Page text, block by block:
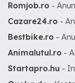
Romjob.ro -
Cazare24.ro -
Bestbike.ro -
Animalutul.ro -
Startapro.hu -